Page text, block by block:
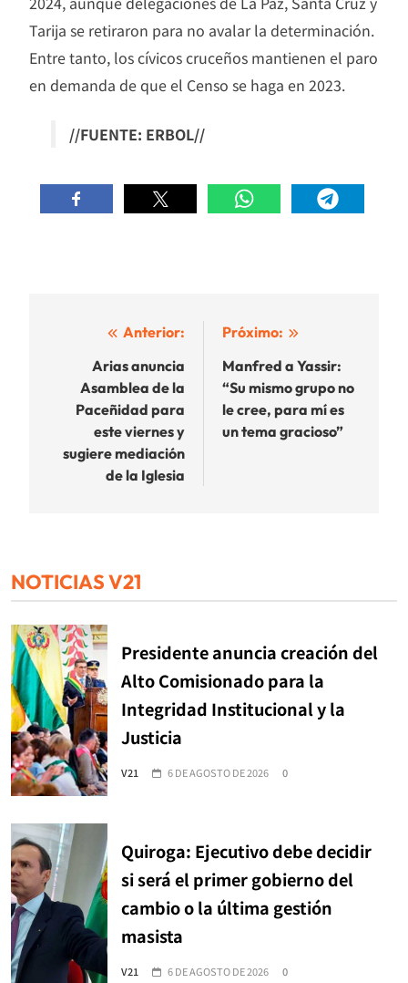
Tarija se retiraron para no avalar la determinación.
Entre tanto, los cívicos cruceños mantienen el paro
en demanda de que el Censo se haga en 2023.
//FUENTE: ERBOL//
Navegación
entradas
Anterior:
Arias anuncia
Asamblea de la
Paceñidad para
este viernes y
sugiere mediación
de la Iglesia
Próximo:
Manfred a Yassir:
“Su mismo grupo no
le cree, para mí es
un tema gracioso”
NOTICIAS V21
Presidente anuncia creación del
Alto Comisionado para la
Integridad Institucional y la
Justicia
V21 6 DE AGOSTO DE 2026 0
Quiroga: Ejecutivo debe decidir
si será el primer gobierno del
cambio o la última gestión
masista
V21 6 DE AGOSTO DE 2026 0